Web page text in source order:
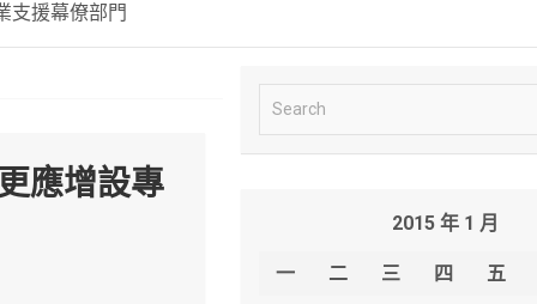
支援幕僚部門
應增設專
e
2015 年 1 月
一 二 三 四 五